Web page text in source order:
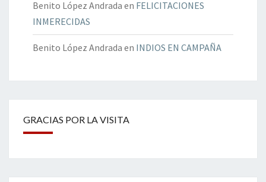
Benito López Andrada en FELICITACIONES
INMERECIDAS
Benito López Andrada en INDIOS EN CAMPAÑA
GRACIAS POR LA VISITA